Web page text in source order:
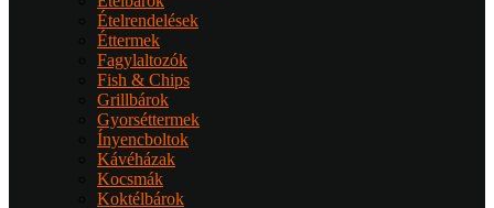
Ételrendelések
Éttermek
Fagylaltozók
Fish & Chips
Grillbárok
Gyorséttermek
Ínyencboltok
Kávéházak
Kocsmák
Koktélbárok